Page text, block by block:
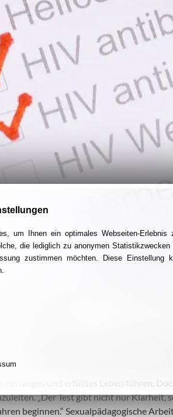
SkF-Essen daran, dass der
von HIV bleibt.
die Bedeutung einer frühzeitigen
Aufklärung zu bieten. Unter
gegenüber LGBTIQ*-Personen, die
langes und erfülltes Leben führen.
„Der Test gibt nicht nur
beginnen.“ Sexualpädagogische
um Ihnen ein optimales Webseiten-
die lediglich zu anonymen
zustimmen möchten. Diese